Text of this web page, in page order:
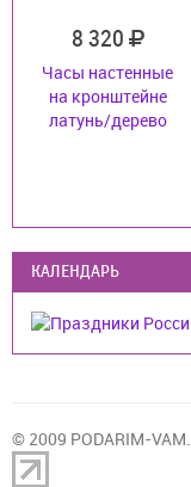
8 320
Часы настенные
на кронштейне
латунь/дерево
КАЛЕНДАРЬ
© 2009 PODARIM-